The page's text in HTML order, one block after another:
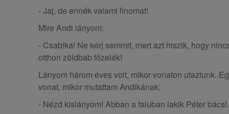
- Jaj, de ennék valami finomat!
Mire Andi lányom:
- Csabika! Ne kérj semmit, mert azt hiszik, hogy
otthon zöldbab főzelék!
Lányom három éves volt, mikor vonaton utaztunk.
vonat, mikor mutattam Andikának:
- Nézd kislányom! Abban a faluban lakik Péter bácsi.